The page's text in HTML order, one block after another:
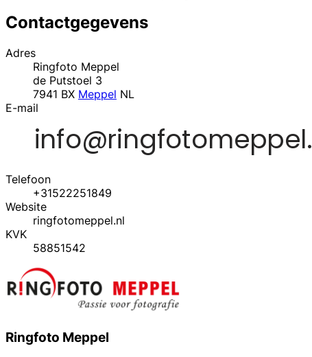
Contactgegevens
Adres
Ringfoto Meppel
de Putstoel 3
7941 BX Meppel NL
E-mail
Telefoon
+31522251849
Website
ringfotomeppel.nl
KVK
58851542
Ringfoto Meppel